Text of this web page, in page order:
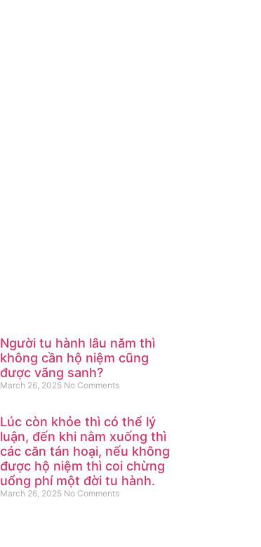
Người tu hành lâu năm thì
không cần hộ niệm cũng
được vãng sanh?
March 26, 2025 No Comments
Lúc còn khỏe thì có thể lý
luận, đến khi nằm xuống thì
các căn tán hoại, nếu không
được hộ niệm thì coi chừng
uổng phí một đời tu hành.
March 26, 2025 No Comments